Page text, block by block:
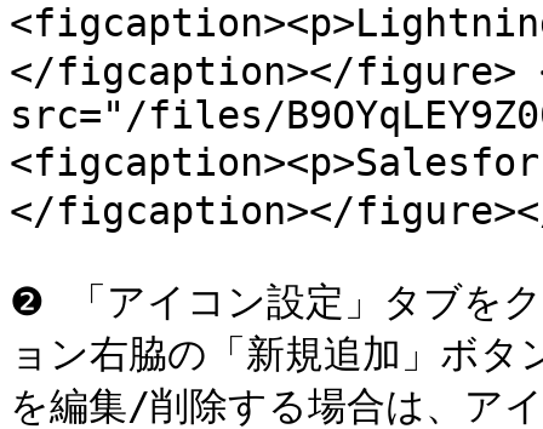
</figcaption></figure>
src="/files/
</figcaption></
❷ 「アイコン設定」タブを
ョン右脇の「新規追加」ボ
を編集/削除する場合は、ア